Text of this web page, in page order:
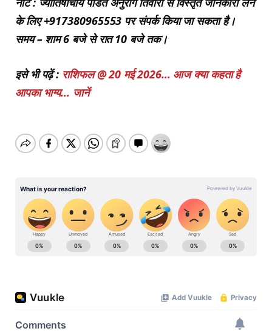
के लिए +917380965553 पर संपर्क किया जा सकता है।
समय – शाम 6 बजे से रात 10 बजे तक।
इसे भी पढ़ें : राशिफल @ 20 मई 2026… आज क्या कहता है
आपका भाग्य… जानें